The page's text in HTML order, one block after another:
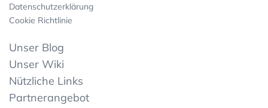
Datenschutzerklärung
Cookie Richtlinie
Unser Blog
Unser Wiki
Nützliche Links
Partnerangebot